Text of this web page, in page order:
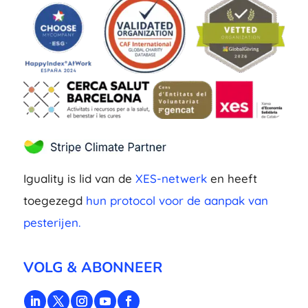
Iguality is lid van de XES-netwerken heeft
toegezegd hun protocol voor de aanpak van
pesterijen.
VOLG & ABONNEER